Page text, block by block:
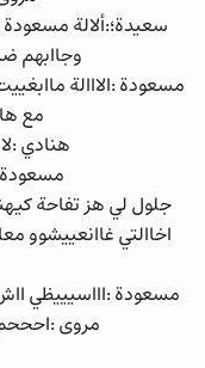
سعيدة؛:ألالة مسعودة
وجاابهم
مسعودة :الااالة
مع
هنادي
مسعودة
جلول لي هز تفاحة
اخاالتي غاانعييشوو
مسعودة :اااسيييظي
مروى